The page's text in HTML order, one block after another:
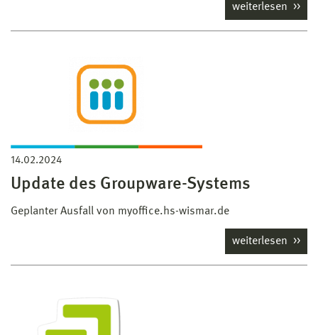
weiterlesen
14.02.2024
Update des Groupware-Systems
Geplanter Ausfall von myoffice.hs-wismar.de
weiterlesen